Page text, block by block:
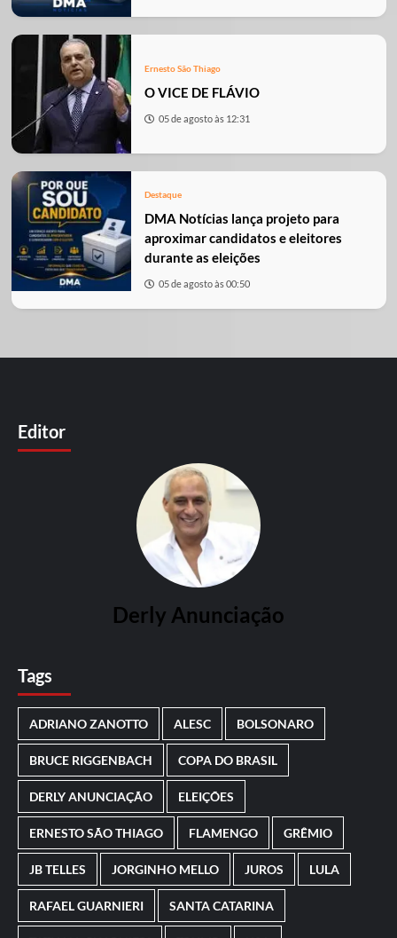
Ernesto São Thiago
O VICE DE FLÁVIO
05 de agosto às 12:31
Destaque
DMA Notícias lança projeto para
aproximar candidatos e eleitores
durante as eleições
05 de agosto às 00:50
Editor
Derly Anunciação
Tags
ADRIANO ZANOTTO ALESC BOLSONARO
BRUCE RIGGENBACH COPA DO BRASIL
DERLY ANUNCIAÇÃO ELEIÇÕES
ERNESTO SÃO THIAGO FLAMENGO GRÊMIO
JB TELLES JORGINHO MELLO JUROS LULA
RAFAEL GUARNIERI SANTA CATARINA